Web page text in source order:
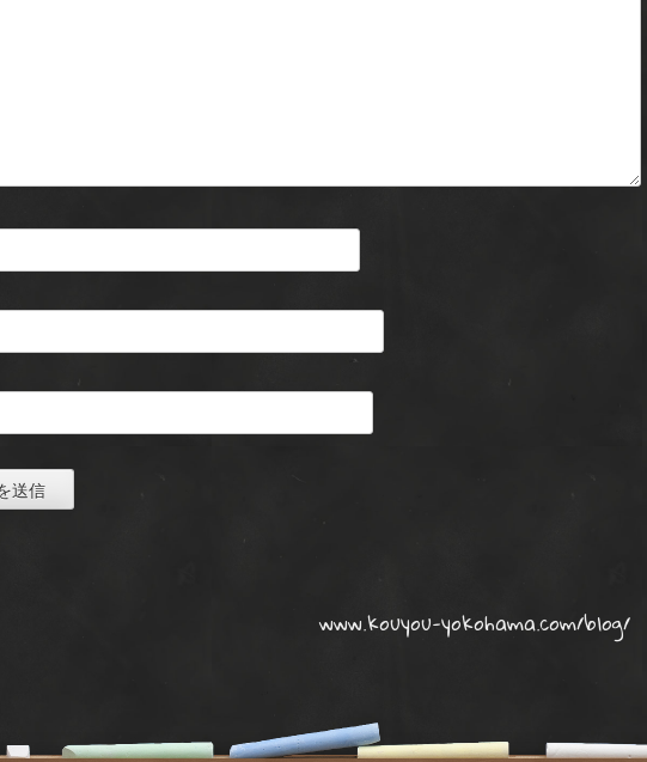
www.kouyou-yokohama.com/blog/